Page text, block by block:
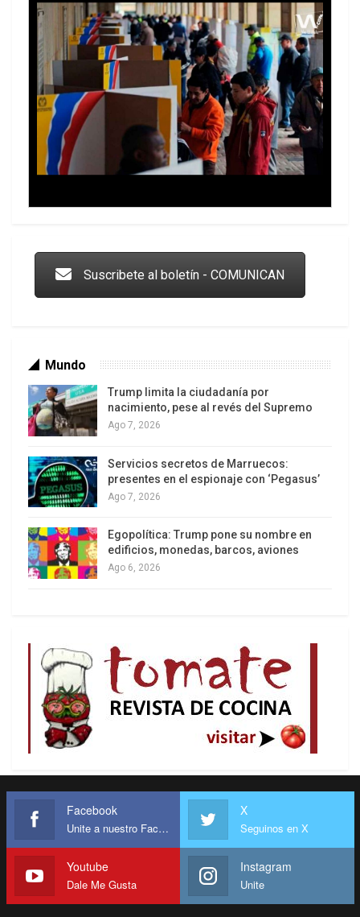
Los latinos le van dando la espalda a Trump
Suscribete al boletín - COMUNICAN
Mundo
Trump limita la ciudadanía por
nacimiento, pese al revés del Supremo
Ago 7, 2026
Servicios secretos de Marruecos:
presentes en el espionaje con ‘Pegasus’
Ago 7, 2026
Egopolítica: Trump pone su nombre en
edificios, monedas, barcos, aviones
Ago 6, 2026
Facebook
Unite a nuestro Facebook
X
Seguinos en X
Youtube
Dale Me Gusta
Instagram
Unite